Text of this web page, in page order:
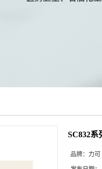
SC832系
品牌： 力可